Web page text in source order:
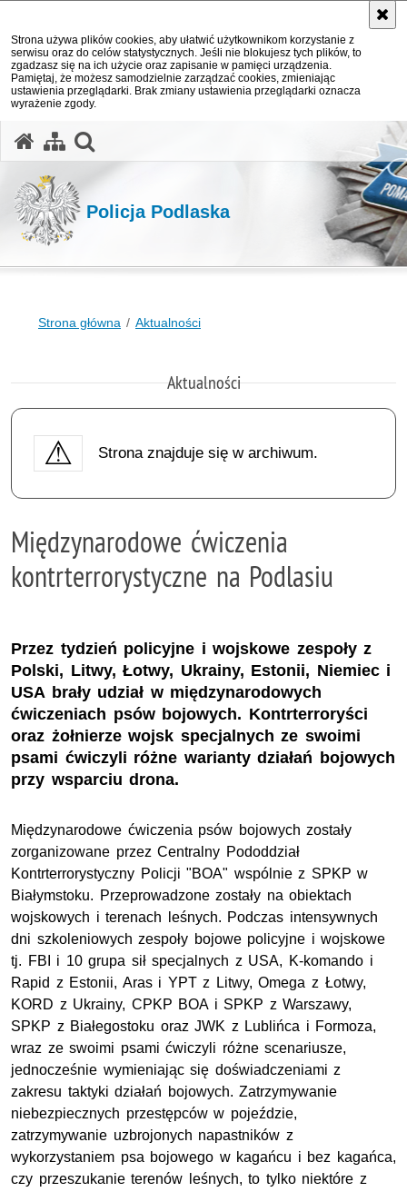
Strona używa plików cookies, aby ułatwić użytkownikom korzystanie z
serwisu oraz do celów statystycznych. Jeśli nie blokujesz tych plików, to
zgadzasz się na ich użycie oraz zapisanie w pamięci urządzenia.
Pamiętaj, że możesz samodzielnie zarządzać cookies, zmieniając
ustawienia przeglądarki. Brak zmiany ustawienia przeglądarki oznacza
wyrażenie zgody.
Policja Podlaska
Strona główna Aktualności
Aktualności
Strona znajduje się w archiwum.
Międzynarodowe ćwiczenia
kontrterrorystyczne na Podlasiu
Przez tydzień policyjne i wojskowe zespoły z
Polski, Litwy, Łotwy, Ukrainy, Estonii, Niemiec i
USA brały udział w międzynarodowych
ćwiczeniach psów bojowych. Kontrterroryści
oraz żołnierze wojsk specjalnych ze swoimi
psami ćwiczyli różne warianty działań bojowych
przy wsparciu drona.
Międzynarodowe ćwiczenia psów bojowych zostały
zorganizowane przez Centralny Pododdział
Kontrterrorystyczny Policji "BOA" wspólnie z SPKP w
Białymstoku. Przeprowadzone zostały na obiektach
wojskowych i terenach leśnych. Podczas intensywnych
dni szkoleniowych zespoły bojowe policyjne i wojskowe
tj. FBI i 10 grupa sił specjalnych z USA, K-komando i
Rapid z Estonii, Aras i YPT z Litwy, Omega z Łotwy,
KORD z Ukrainy, CPKP BOA i SPKP z Warszawy,
SPKP z Białegostoku oraz JWK z Lublińca i Formoza,
wraz ze swoimi psami ćwiczyli różne scenariusze,
jednocześnie wymieniając się doświadczeniami z
zakresu taktyki działań bojowych. Zatrzymywanie
niebezpiecznych przestępców w pojeździe,
zatrzymywanie uzbrojonych napastników z
wykorzystaniem psa bojowego w kagańcu i bez kagańca,
czy przeszukanie terenów leśnych, to tylko niektóre z